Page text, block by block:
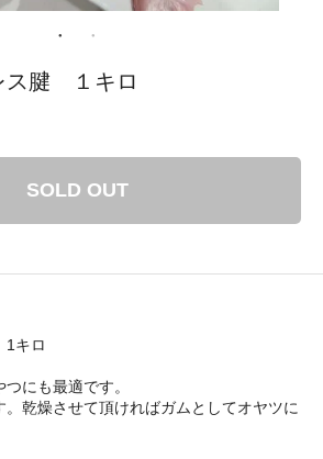
ス腱 １キロ
SOLD OUT
キロ
にも最適です。
乾燥させて頂ければガムとしてオヤツに